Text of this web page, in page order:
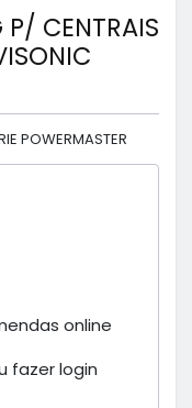
CENTRAIS
POWERMASTER
online
fazer login